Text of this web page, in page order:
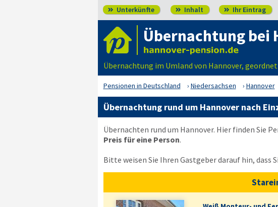
 Unterkünfte  Inhalt  Ihr Eintrag
Übernachtung bei
Übernachtung im Umland von Hannover,
Pensionen in Deutschland Niedersachsen Hannover
Übernachtung rund um Hannover nach
Übernachten rund um Hannover. Hier finden Sie
Preis für eine Person.
Bitte weisen Sie Ihren Gastgeber darauf hin, dass